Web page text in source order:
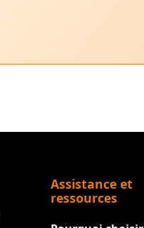
Assistance et
ressources